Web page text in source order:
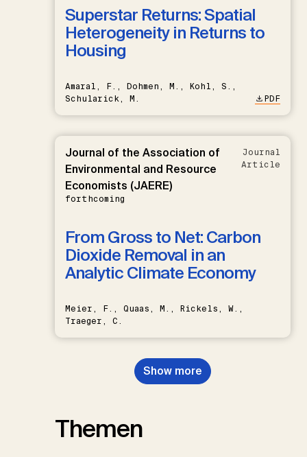
Superstar Returns: Spatial
Heterogeneity in Returns to
Housing
Amaral, F., Dohmen, M., Kohl, S.,
Schularick, M.
PDF
Journal of the Association of
Environmental and Resource
Economists (JAERE)
forthcoming
Journal
Article
From Gross to Net: Carbon
Dioxide Removal in an
Analytic Climate Economy
Meier, F., Quaas, M., Rickels, W.,
Traeger, C.
Show more
Themen